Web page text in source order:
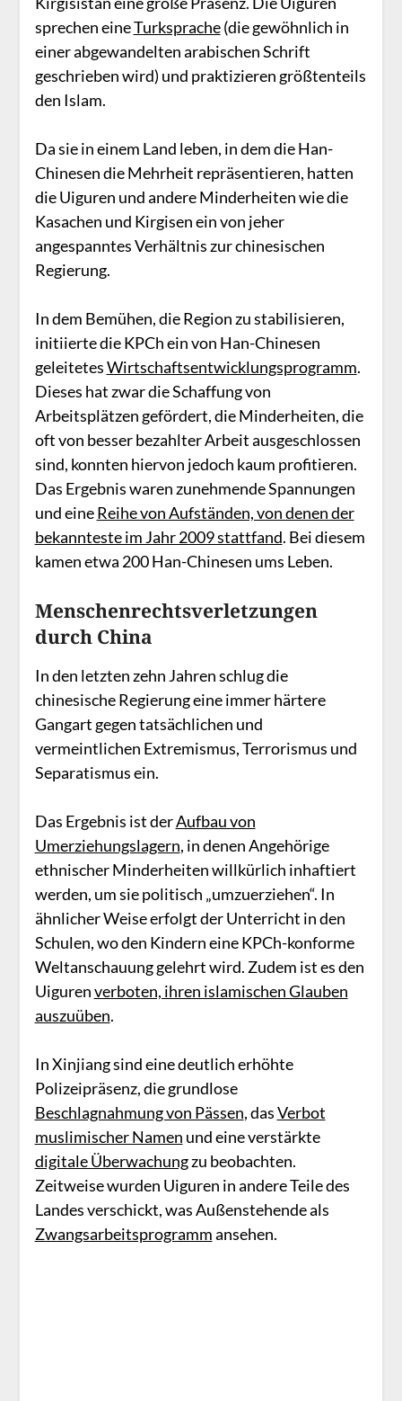
sprechen eineTurksprache(die gewöhnlich in
einer abgewandelten arabischen Schrift
geschrieben wird) und praktizieren größtenteils
den Islam.
Da sie in einem Land leben, in dem die Han-
Chinesen die Mehrheit repräsentieren, hatten
die Uiguren und andere Minderheiten wie die
Kasachen und Kirgisen ein von jeher
angespanntes Verhältnis zur chinesischen
Regierung.
In dem Bemühen, die Region zu stabilisieren,
initiierte die KPCh ein von Han-Chinesen
geleitetesWirtschaftsentwicklungsprogramm.
Dieses hat zwar die Schaffung von
Arbeitsplätzen gefördert, die Minderheiten, die
oft von besser bezahlter Arbeit ausgeschlossen
sind, konnten hiervon jedoch kaum profitieren.
Das Ergebnis waren zunehmende Spannungen
und eineReihe von Aufständen, von denen der
bekannteste im Jahr 2009 stattfand. Bei diesem
kamen etwa 200 Han-Chinesen ums Leben.
Menschenrechtsverletzungen
durch China
In den letzten zehn Jahren schlug die
chinesische Regierung eine immer härtere
Gangart gegen tatsächlichen und
vermeintlichen Extremismus, Terrorismus und
Separatismus ein.
Das Ergebnis ist derAufbau von
Umerziehungslagern, in denen Angehörige
ethnischer Minderheiten willkürlich inhaftiert
werden, um sie politisch „umzuerziehen“. In
ähnlicher Weise erfolgt der Unterricht in den
Schulen, wo den Kindern eine KPCh-konforme
Weltanschauung gelehrt wird. Zudem ist es den
Uigurenverboten, ihren islamischen Glauben
auszuüben.
In Xinjiang sind eine deutlich erhöhte
Polizeipräsenz, die grundlose
Beschlagnahmung von Pässen, dasVerbot
muslimischer Namen und eine verstärkte
digitale Überwachungzu beobachten.
Zeitweise wurden Uiguren in andere Teile des
Landes verschickt, was Außenstehende als
Zwangsarbeitsprogrammansehen.